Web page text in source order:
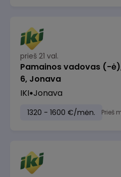
prieš 21 val.
Pamainos vadovas (-
6, Jonava
IKI Jonava
1320 - 1600 €/mėn. Prieš